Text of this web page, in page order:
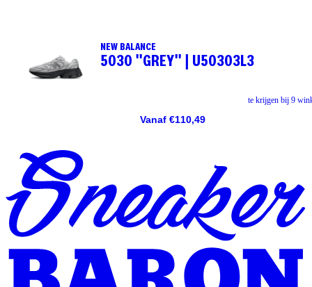
NEW BALANCE
5030 "GREY" | U50303L3
te krijgen bij 9
Vanaf €110,49